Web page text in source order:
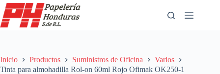
Saltar
al
contenido
Inicio Productos Suministros de Oficina
Varios
Tinta para almohadilla Rol-on 60ml Rojo Ofimak OK250-1